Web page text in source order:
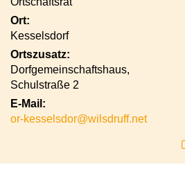
Ort:
Kesselsdorf
Ortszusatz:
Dorfgemeinschaftshaus,
Schulstraße 2
E-Mail:
or-kesselsdor@wilsdruff.net